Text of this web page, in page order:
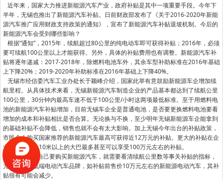
近年来，国家大力推进新能源汽车产业，政府补贴是其中一项重要手段。今年下
半年，无锡也推出了新能源汽车补贴。日前财政部发布了《关于2016-2020年新能
源汽车推广应用财政支持政策的通知》，宣布了新能源汽车补贴退坡机制。今后的
新能源汽车会受到哪些影响？
根据“通知”，2015年，续航超过80公里的纯电动车即可获得补贴；2016年，必须
要可续航100公里以上才能获得。另外，具体的补贴费用也有调整。新能源汽车补
贴将逐年递减：2017-2018年，除燃料电池车外，其余车型补助标准在2016年基础
上下降20%；2019-2020年补助标准在2016年基础上下降40%。
无锡市经信委汽车工业办处长于颖峰介绍，国家此举有意鼓励新能源车企增加续
航里程。从具体技术来看，无锡新能源汽车制造企业的产品基本都达到了续航公里
100公里，30分钟内最高车速不低于100公里/小时这两项最低标准。至于用燃料电
池的新能源汽车补贴增加，目前无锡车企全是普通电池，是否要更换燃料电池要看
增加的成本和补贴相比是否合算。无论换与不换，至少明年无锡新能源车企能拿到
的基础补贴不会降低，销售也就不会有太大影响。加上无锡今年出台的补贴政策，
市民个人购买国家推荐的新能源汽车最高可获得近12万元的补贴。更大的补贴在企
业用户一块，10米以上的大巴最多甚至可以享受100万元左右的补贴。
如果消费者自己要购买新能源汽车，就需要看清续航公里数等事关补贴的指标，
尤其是部分低端电动汽车品牌，如补贴前售价10万元左右的新能源电动汽车，其补
贴很有可能会减少。